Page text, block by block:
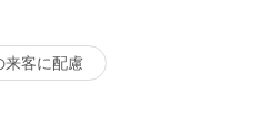
来客に配慮